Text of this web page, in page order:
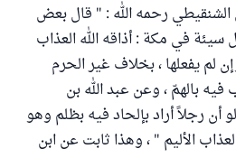
رحمه الله : " قال بعض
في مكة : أذاقه الله العذاب
لم يفعلها ، بخلاف غير الحرم
فيه بالهمّ ، وعن عبد الله بن
رجلاً أراد بإلحاد فيه بظلم وهو
الأليم " ، وهذا ثابت عن ابن